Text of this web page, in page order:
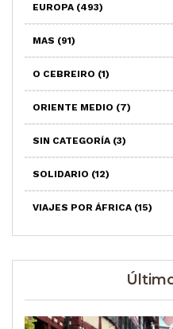
EUROPA (493)
MAS (91)
O CEBREIRO (1)
ORIENTE MEDIO (7)
SIN CATEGORÍA (3)
SOLIDARIO (12)
VIAJES POR ÁFRICA (15)